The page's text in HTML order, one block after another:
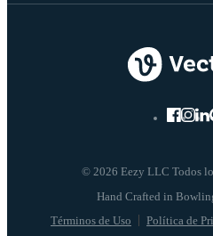
© 2026 Eezy LLC Todos
Términos de Uso Política de